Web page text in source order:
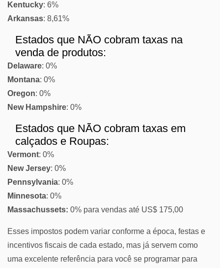
Kentucky: 6%
Arkansas: 8,61%
Estados que NÃO cobram taxas na
venda de produtos:
Delaware: 0%
Montana: 0%
Oregon: 0%
New Hampshire: 0%
Estados que NÃO cobram taxas em
calçados e Roupas:
Vermont: 0%
New Jersey: 0%
Pennsylvania: 0%
Minnesota: 0%
Massachussets: 0% para vendas até US$ 175,00
Esses impostos podem variar conforme a época, festas e
incentivos fiscais de cada estado, mas já servem como
uma excelente referência para você se programar para